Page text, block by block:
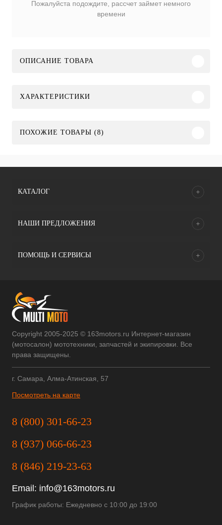
Пожалуйста подождите, рассчет займет немного
времени
ОПИСАНИЕ ТОВАРА
ХАРАКТЕРИСТИКИ
ПОХОЖИЕ ТОВАРЫ (8)
КАТАЛОГ
НАШИ ПРЕДЛОЖЕНИЯ
ПОМОЩЬ И СЕРВИСЫ
Copyright 2005-2025 © 163motors.ru Интернет-магазин
(мотосалон) мототехники, запчастей и экипировки. Все
права защищены.
г. Самара, Алма-Атинская, 57
Посмотреть на карте
8 (800) 301-66-23
8 (937) 066-66-23
8 (846) 219-23-63
Email: info@163motors.ru
График работы: Ежедневно с 10:00 до 19:00